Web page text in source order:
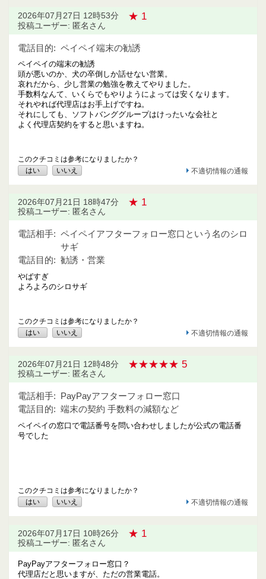
2026年07月27日 12時53分 ★ 1
投稿ユーザー: 匿名さん
電話目的: ペイペイ端末の勧誘
ペイペイの端末の勧誘
頭が悪いのか、犬の卒倒しか話せない営業。
哀れだから、少し営業の勉強を教えてやりました。
手数料なんて、いくらでもやりようによっては安くなります。
それやれば代理店はお手上げですね。
それにしても、ソフトバンググループはけったいな会社と
よく代理店契約をすると思いますね。
このクチコミは参考になりましたか？
はい
いいえ 不適切情報の通報
2026年07月21日 18時47分 ★ 1
投稿ユーザー: 匿名さん
電話相手: ペイペイアフターフォロー窓口という名のシロ
サギ
電話目的: 勧誘・営業
やばすぎ
よろよろのシロサギ
このクチコミは参考になりましたか？
はい
いいえ 不適切情報の通報
2026年07月21日 12時48分 ★★★★★ 5
投稿ユーザー: 匿名さん
電話相手: PayPayアフターフォロー窓口
電話目的: 端末の契約 手数料の減額など
ペイペイの窓口で電話番号を問い合わせしましたが公式の電話番
号でした
このクチコミは参考になりましたか？
はい
いいえ 不適切情報の通報
2026年07月17日 10時26分 ★ 1
投稿ユーザー: 匿名さん
PayPayアフターフォロー窓口？
代理店だと思いますが、ただの営業電話。